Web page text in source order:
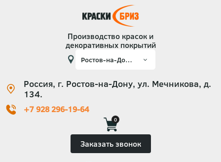
Производство красок и
декоративных покрытий
Россия, г. Ростов-на-Дону, ул. Мечникова, д.
134.
+7 928 296-19-64
0
Заказать звонок